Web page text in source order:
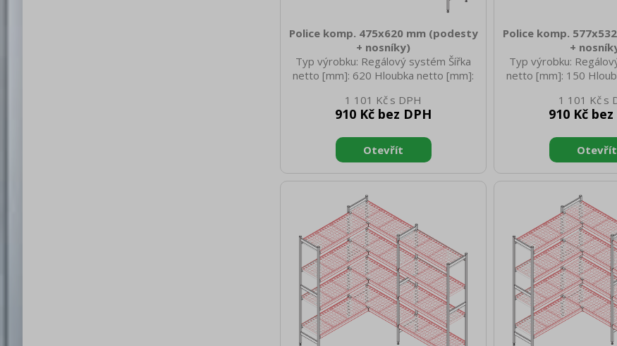
Police komp. 475x620 mm (podesty
+ nosníky)
Typ výrobku: Regálový systém Šířka
netto [mm]: 620 Hloubka netto [mm]:
netto [kg]: 2.30 Šířka brutto [mm]: 620
Hloubka brutto [mm]: 475 Výška brutto
Materiál: ABS plast
1 101 Kč
910 Kč bez DPH
Police komp.
+
Typ výrobku:
netto [mm]: 150
netto [kg]: 2.30 Šířka
Hloubka brutto [mm]:
Materiál: ABS
1 101 Kč
910 Kč